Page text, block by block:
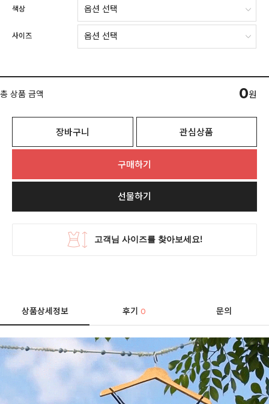
색상
사이즈
총 상품 금액 0원
장바구니 관심상품
구매하기
선물하기
상품상세정보 후기0 문의